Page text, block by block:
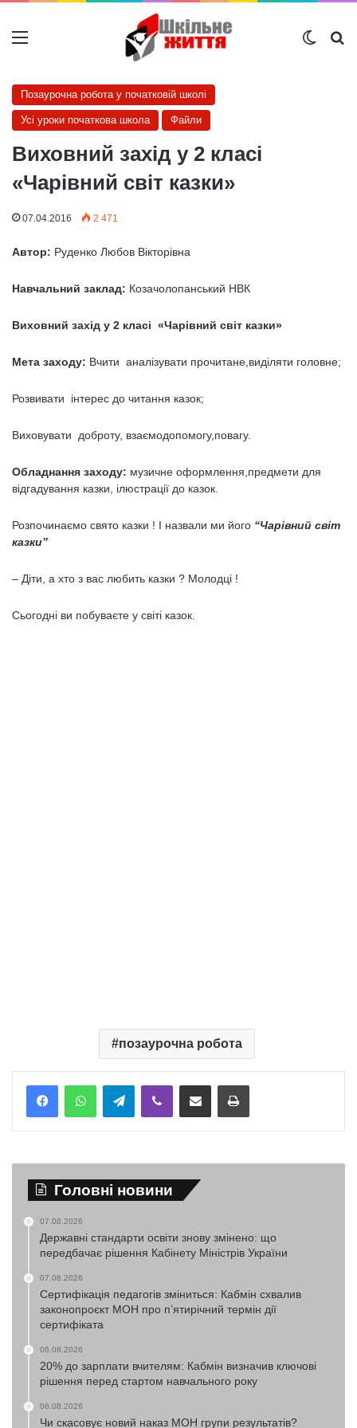
Меню
Позаурочна робота у початковій школі
Усі уроки початкова школа Файли
Виховний захід у 2 класі
«Чарівний світ казки»
07.04.2016 2 471
Автор: Руденко Любов Вікторівна
Навчальний заклад: Козачолопанський НВК
Виховний захід у 2 класі «Чарівний світ казки»
Мета заходу: Вчити аналізувати прочитане,виділяти головне;
Розвивати інтерес до читання казок;
Виховувати доброту, взаємодопомогу,повагу.
Обладнання заходу: музичне оформлення,предмети для
відгадування казки, ілюстрації до казок.
Розпочинаємо свято казки ! І назвали ми його “Чарівний світ
казки”
– Діти, а хто з вас любить казки ? Молодці !
Сьогодні ви побуваєте у світі казок.
позаурочна робота
TelegramViber Надіслати електронною поштоюНадрукувати
Головні новини
07.08.2026
Державні стандарти освіти знову змінено: що
передбачає рішення Кабінету Міністрів України
07.08.2026
Сертифікація педагогів зміниться: Кабмін схвалив
законопроєкт МОН про п’ятирічний термін дії
сертифіката
06.08.2026
20% до зарплати вчителям: Кабмін визначив ключові
рішення перед стартом навчального року
06.08.2026
Чи скасовує новий наказ МОН групи результатів?